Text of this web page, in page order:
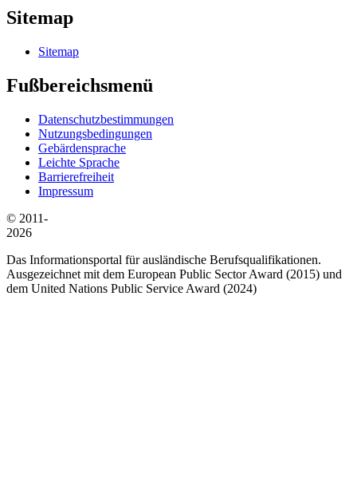
Sitemap
Sitemap
Fußbereichsmenü
Datenschutzbestimmungen
Nutzungsbedingungen
Gebärdensprache
Leichte Sprache
Barrierefreiheit
Impressum
© 2011-
2026
Das Informationsportal für ausländische Berufsqualifikationen.
Ausgezeichnet mit dem European Public Sector Award (2015) und
dem United Nations Public Service Award (2024)